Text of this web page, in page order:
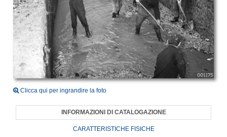
Clicca qui per ingrandire la foto
INFORMAZIONI DI CATALOGAZIONE
CARATTERISTICHE FISICHE